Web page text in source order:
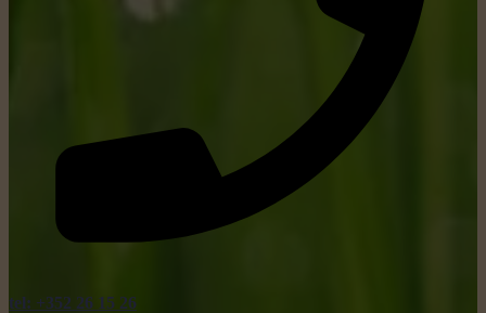
tel: +352 26 15 26